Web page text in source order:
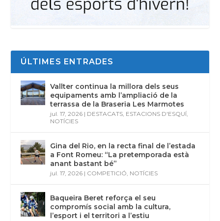
ÚLTIMES ENTRADES
Vallter continua la millora dels seus
equipaments amb l’ampliació de la
terrassa de la Braseria Les Marmotes
jul. 17, 2026 | DESTACATS, ESTACIONS D'ESQUÍ,
NOTÍCIES
Gina del Rio, en la recta final de l’estada
a Font Romeu: “La pretemporada està
anant bastant bé”
jul. 17, 2026 | COMPETICIÓ, NOTÍCIES
Baqueira Beret reforça el seu
compromís social amb la cultura,
l’esport i el territori a l’estiu